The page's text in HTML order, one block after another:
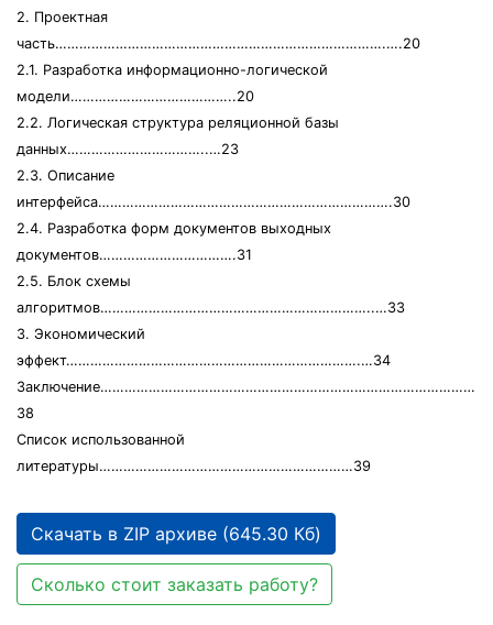
2. Проектная
часть……………………………………………………………………….….20
2.1. Разработка информационно-логической
модели…………………………………..20
2.2. Логическая структура реляционной базы
данных……………………………..…23
2.3. Описание
интерфейса……………………………………………………………….30
2.4. Разработка форм документов выходных
документов…………………………….31
2.5. Блок схемы
алгоритмов…………………………………………………………..…33
3. Экономический
эффект……………………………………………………………….…34
Заключение…………………………………………………………………………………
38
Список использованной
литературы………………………………………………………39
Скачать в ZIP архиве (645.30 Кб)
Сколько стоит заказать работу?